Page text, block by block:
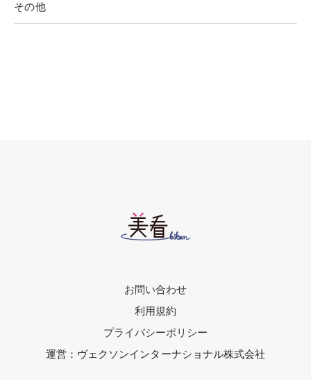
その他
お問い合わせ
利用規約
プライバシーポリシー
運営：ヴェクソンインターナショナル株式会社